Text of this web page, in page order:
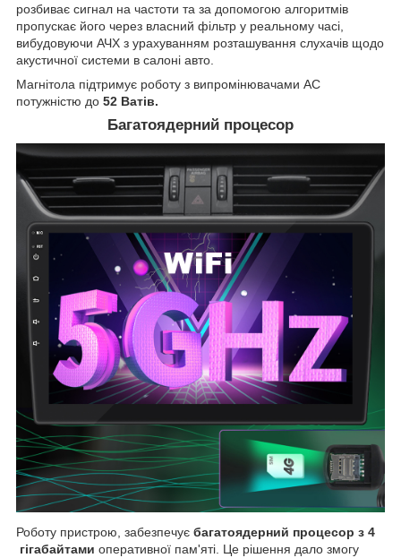
розбиває сигнал на частоти та за допомогою алгоритмів
пропускає його через власний фільтр у реальному часі,
вибудовуючи АЧХ з урахуванням розташування слухачів щодо
акустичної системи в салоні авто.
Магнітола підтримує роботу з випромінювачами АС
потужністю до 52 Ватів.
Багатоядерний процесор
Роботу пристрою, забезпечує багатоядерний процесор з 4
гігабайтами оперативної пам'яті. Це рішення дало змогу